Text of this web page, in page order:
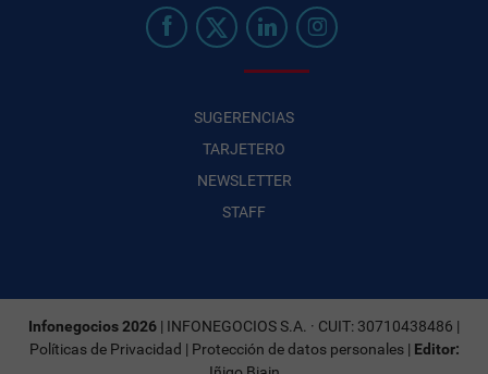
SUGERENCIAS
TARJETERO
NEWSLETTER
STAFF
Infonegocios 2026 | INFONEGOCIOS S.A. · CUIT: 30710438486 |
Políticas de Privacidad | Protección de datos personales| Editor: